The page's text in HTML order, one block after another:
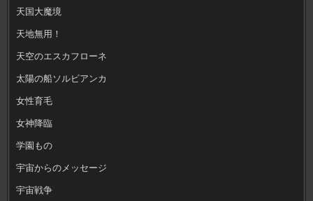
天国大魔境
天地無用！
天空のエスカフローネ
太陽の船ソルビアンカ
女性育毛
女神降臨
学園もの
宇宙からのメッセージ
宇宙戦争